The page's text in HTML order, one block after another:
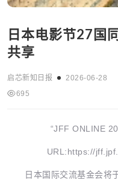
日本电影节27国
共享
启芯新知日报
2026-06-28
695
“JFF ONLINE
URL:https://
日本国际交流基金会将于